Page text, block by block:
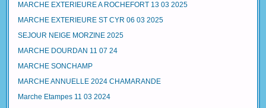
MARCHE EXTERIEURE A ROCHEFORT 13 03 2025
MARCHE EXTERIEURE ST CYR 06 03 2025
SEJOUR NEIGE MORZINE 2025
MARCHE DOURDAN 11 07 24
MARCHE SONCHAMP
MARCHE ANNUELLE 2024 CHAMARANDE
Marche Etampes 11 03 2024